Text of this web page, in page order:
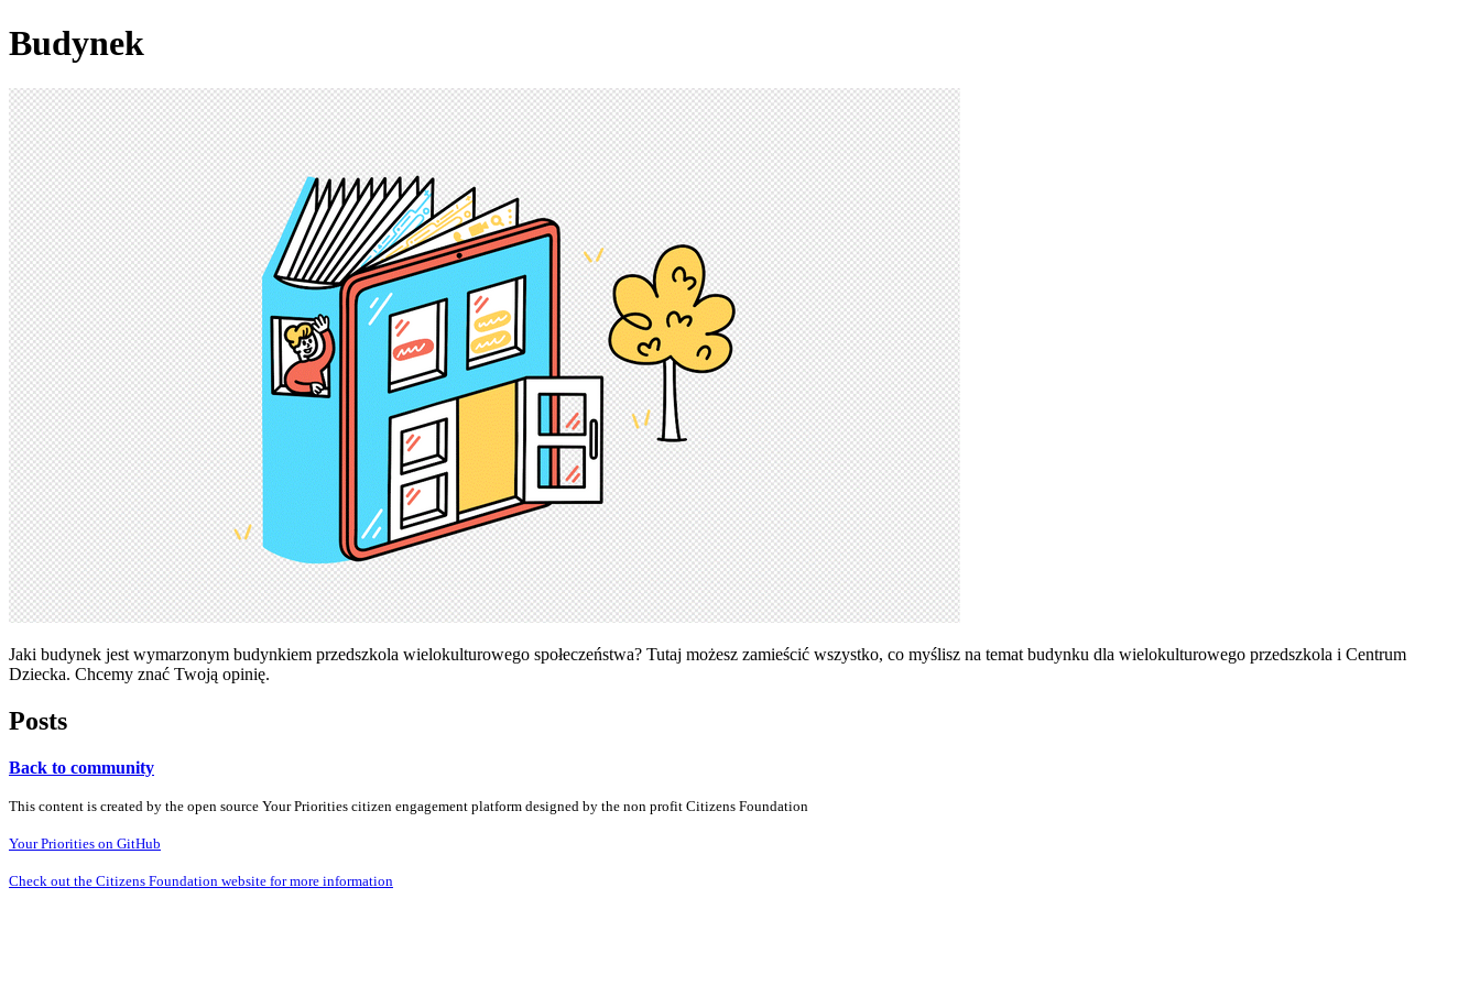
Budynek
Jaki budynek jest wymarzonym budynkiem przedszkola wielokulturowego społeczeństwa? Tutaj możesz zamieścić wszystko, co myślisz na temat budynku dla wielokulturowego przedszkola i Centrum
Dziecka. Chcemy znać Twoją opinię.
Posts
Back to community
This content is created by the open source Your Priorities citizen engagement platform designed by the non profit Citizens Foundation
Your Priorities on GitHub
Check out the Citizens Foundation website for more information